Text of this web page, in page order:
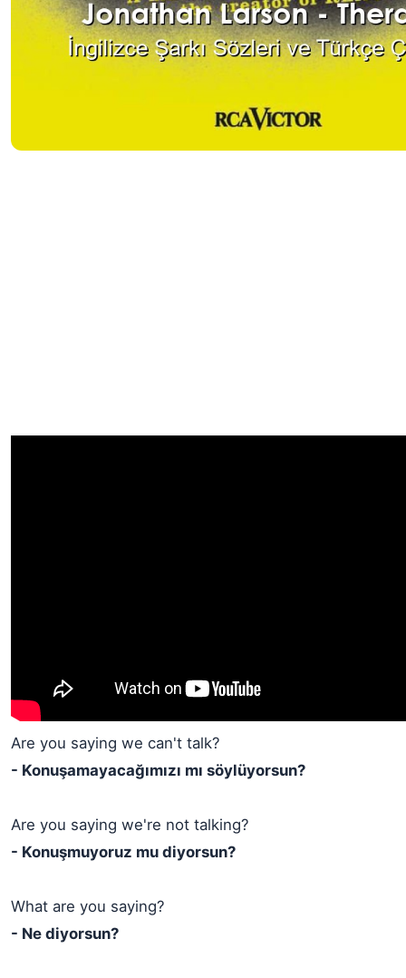
Are you saying we can't talk?
- Konuşamayacağımızı mı söylüyorsun?
Are you saying we're not talking?
- Konuşmuyoruz mu diyorsun?
What are you saying?
- Ne diyorsun?